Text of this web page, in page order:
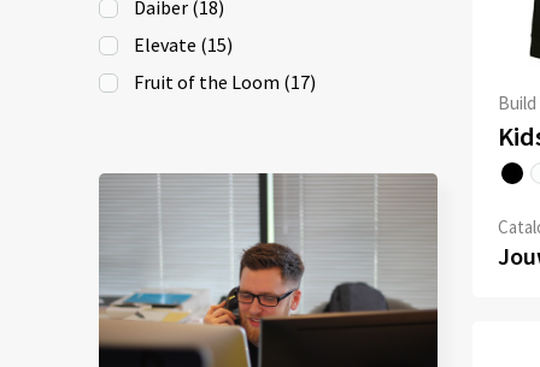
Daiber (18)
Elevate (15)
Fruit of the Loom (17)
J.Harvest & Frost
James Harvest(11)
Kustom Kit(3)
Larkwood(4)
Build